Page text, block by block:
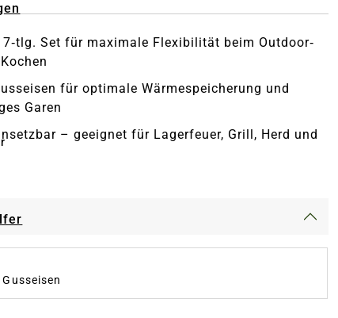
7‑tlg. Set für maximale Flexibilität beim Outdoor‑
für optimale Wärmespeicherung und
Garen
– geeignet für Lagerfeuer, Grill, Herd und